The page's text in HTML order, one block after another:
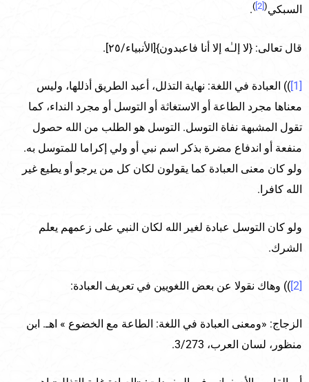
السبكي(
)
.
قال تعالى: {لا إلـٰه إلا أنا فاعبدون}[الأنبياء/٢٥].
[1]
)) العبادة في اللغة: نهاية التذلل، أعبد الطريق أذللها، وليس
معناها مجرد الطاعة أو الاستغاثة أو التوسل أو مجرد النداء، كما
تقول المشبهة نفاة التوسل. التوسل هو الطلب من الله حصول
منفعة أو اندفاع مضرة بذكر اسم نبي أو ولي إكراما للمتوسل به.
ولو كان معنى العبادة كما يقولون لكان كل من يرجو أو يطيع غير
الله كافرا.
ولو كان التوسل عبادة لغير الله لكان النبي على زعمهم يعلم
الشرك.
[2] )) وهاك نقولا عن بعض اللغويين في تعريف العبادة:
الزجاج: «ومعنى العبادة في اللغة: الطاعة مع الخضوع » اهـ. ابن
منظور، لسان العرب، 3/273.